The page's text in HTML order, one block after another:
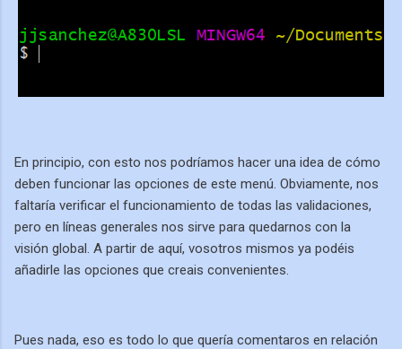
En principio, con esto nos podríamos hacer una idea de cómo
deben funcionar las opciones de este menú. Obviamente, nos
faltaría verificar el funcionamiento de todas las validaciones,
pero en líneas generales nos sirve para quedarnos con la
visión global. A partir de aquí, vosotros mismos ya podéis
añadirle las opciones que creais convenientes.
Pues nada, eso es todo lo que quería comentaros en relación